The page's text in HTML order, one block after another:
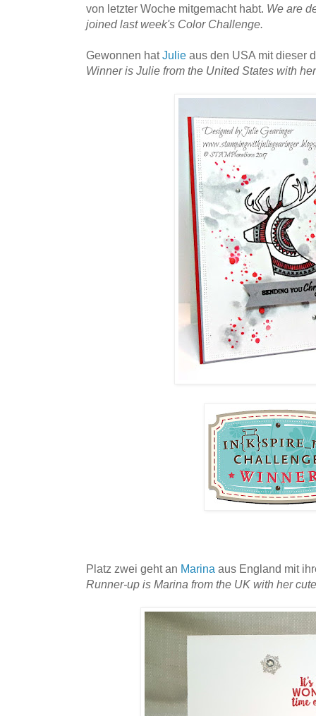
von letzter Woche mitgemacht habt. We are
joined last week's Color Challenge.
Gewonnen hatJulie aus den USA mit dieser
Winner is Julie from the United States with
Platz zwei geht an Marina aus England mit
Runner-up is Marina from the UK with her